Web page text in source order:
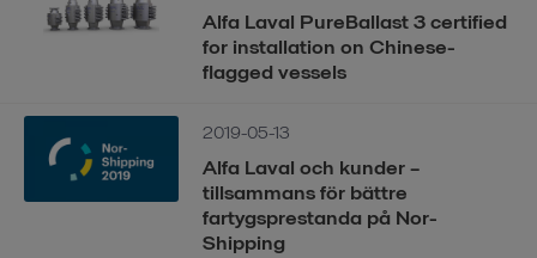
Alfa Laval PureBallast 3 certified
for installation on Chinese-
flagged vessels
2019-05-13
Alfa Laval och kunder –
tillsammans för bättre
fartygsprestanda på Nor-
Shipping